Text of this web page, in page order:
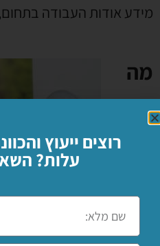
מידע אודות העבודה בתחום,
מה
המחיר של קורס
בטירה ?
רוצים ייעוץ
עלות?